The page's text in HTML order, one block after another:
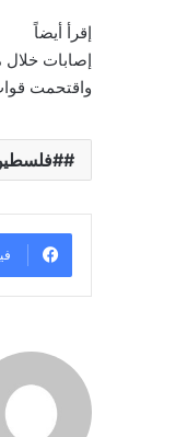
إقرأ أيضاً
إصابات خلال
واقتحمت